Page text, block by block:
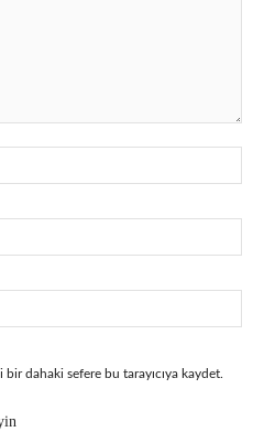
bir dahaki sefere bu tarayıcıya kaydet.